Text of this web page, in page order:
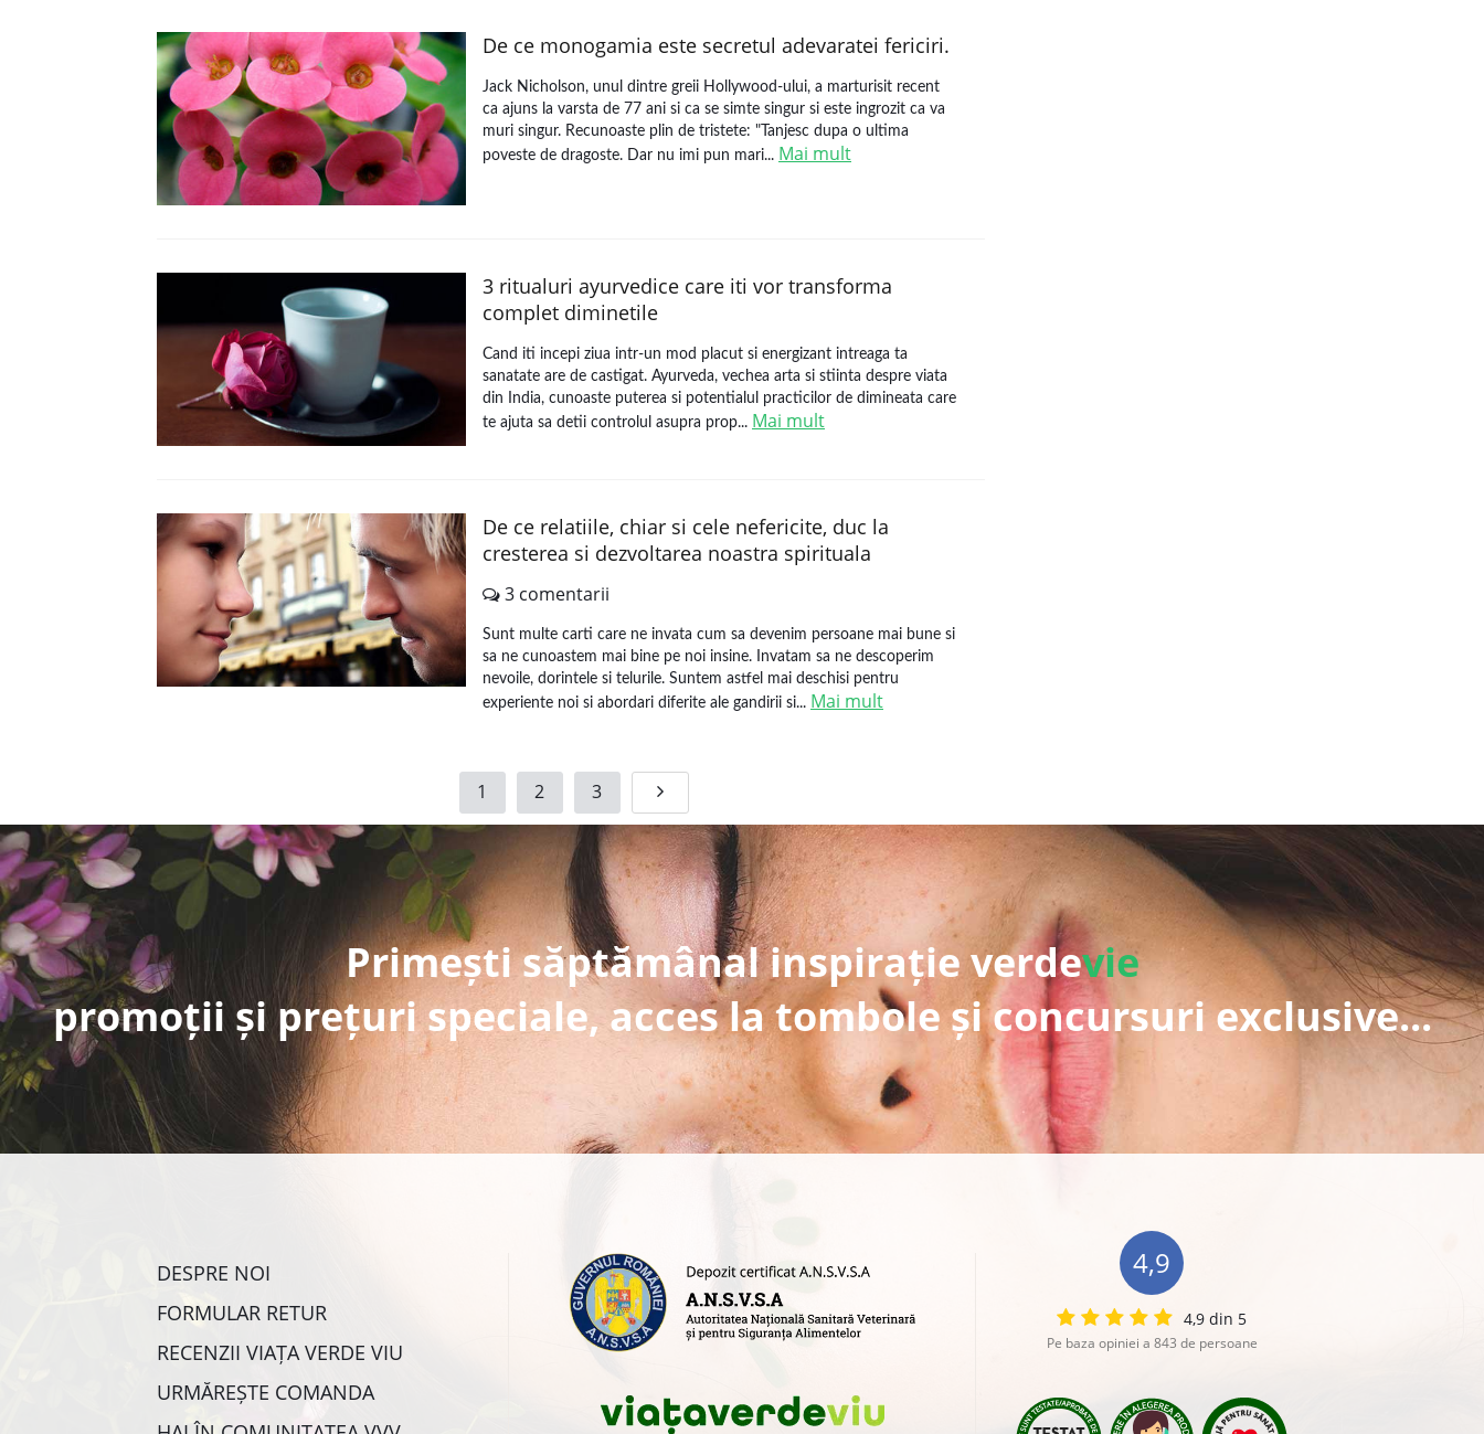
De ce monogamia este secretul adevaratei fericiri.
Jack Nicholson, unul dintre greii Hollywood-ului, a marturisit recent
ca ajuns la varsta de 77 ani si ca se simte singur si este ingrozit ca va
muri singur. Recunoaste plin de tristete: "Tanjesc dupa o ultima
poveste de dragoste. Dar nu imi pun mari... Mai mult
3 ritualuri ayurvedice care iti vor transforma
complet diminetile
Cand iti incepi ziua intr-un mod placut si energizant intreaga ta
sanatate are de castigat. Ayurveda, vechea arta si stiinta despre viata
din India, cunoaste puterea si potentialul practicilor de dimineata care
te ajuta sa detii controlul asupra prop... Mai mult
De ce relatiile, chiar si cele nefericite, duc la
cresterea si dezvoltarea noastra spirituala
3 comentarii
Sunt multe carti care ne invata cum sa devenim persoane mai bune si
sa ne cunoastem mai bine pe noi insine. Invatam sa ne descoperim
nevoile, dorintele si telurile. Suntem astfel mai deschisi pentru
experiente noi si abordari diferite ale gandirii si... Mai mult
1 2 3
Primești săptămânal inspirație verdevie
promoții și prețuri speciale, acces la tombole și concursuri exclusive...
DESPRE NOI
FORMULAR RETUR
RECENZII VIAȚA VERDE VIU
URMĂREȘTE COMANDA
4,9
4,9 din 5
Pe baza opiniei a 843 de persoane